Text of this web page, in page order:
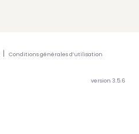
Conditions générales d’utilisation
version 3.5.6